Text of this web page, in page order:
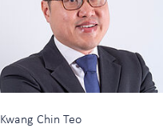
Kwang Chin Teo